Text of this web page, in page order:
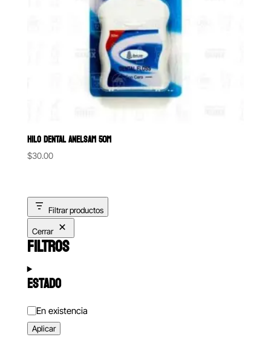
HILO DENTAL ANELSAM 50M
$30.00
Filtrar productos
Cerrar
FILTROS
ESTADO
Estado
En existencia
Aplicar